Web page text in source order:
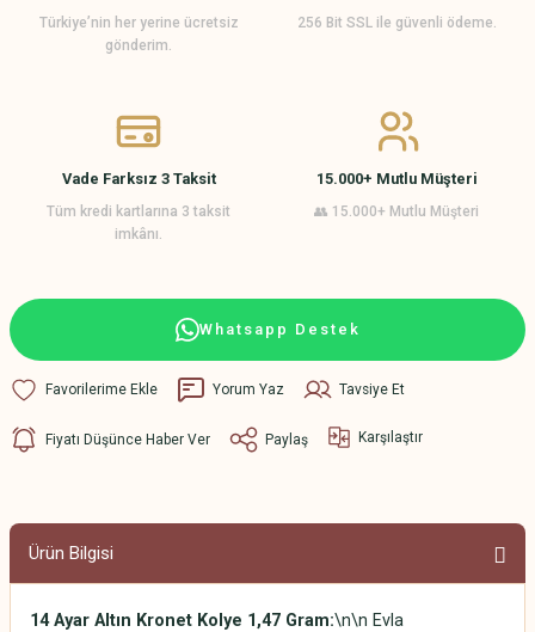
Türkiye’nin her yerine ücretsiz
gönderim.
256 Bit SSL ile güvenli ödeme.
Vade Farksız 3 Taksit
Tüm kredi kartlarına 3 taksit
imkânı.
15.000+ Mutlu Müşteri
👥 15.000+ Mutlu Müşteri
Whatsapp Destek
Yorum Yaz Tavsiye Et
Fiyatı Düşünce Haber Ver Paylaş Karşılaştır
Ürün Bilgisi
14 Ayar Altın Kronet Kolye 1,47 Gram:\n\n Evla